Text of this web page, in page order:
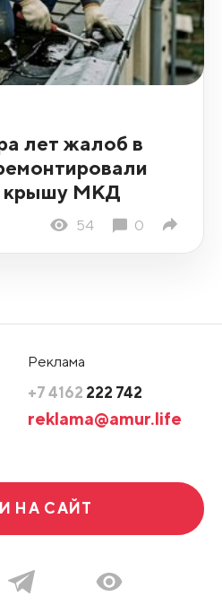
лет жалоб в
крышу МКД
54 0
Реклама
+7 4162 222 742
reklama@amur.life
НА САЙТ